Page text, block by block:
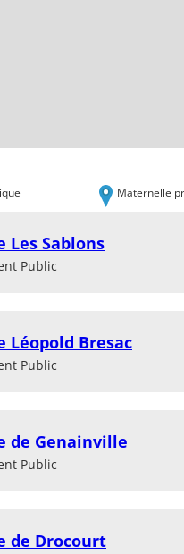
Maternelle
Les Sablons
Public
Léopold Bresac
Public
de Genainville
Public
de Drocourt